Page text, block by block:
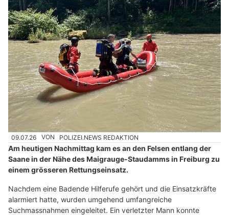
09.07.26 VON POLIZEI.NEWS REDAKTION
Am heutigen Nachmittag kam es an den Felsen entlang der
Saane in der Nähe des Maigrauge-Staudamms in Freiburg zu
einem grösseren Rettungseinsatz.
Nachdem eine Badende Hilferufe gehört und die Einsatzkräfte
alarmiert hatte, wurden umgehend umfangreiche
Suchmassnahmen eingeleitet. Ein verletzter Mann konnte